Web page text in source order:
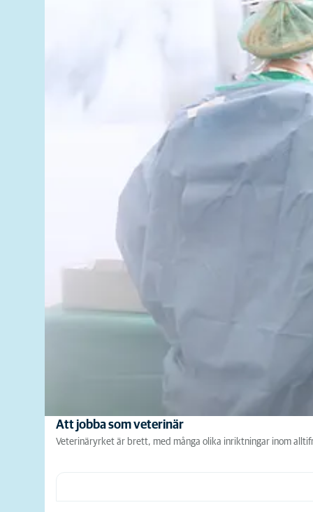
Att jobba som veterinär
Veterinäryrket är brett, med många olika inriktningar inom